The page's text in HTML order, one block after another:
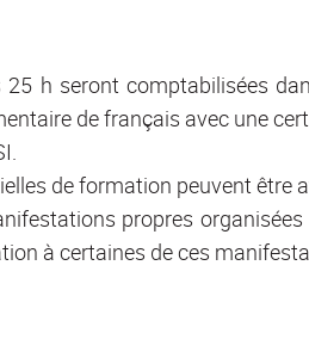
25 h seront comptabilisées
de français avec une
de formation peuvent être
propres
à certaines de ces